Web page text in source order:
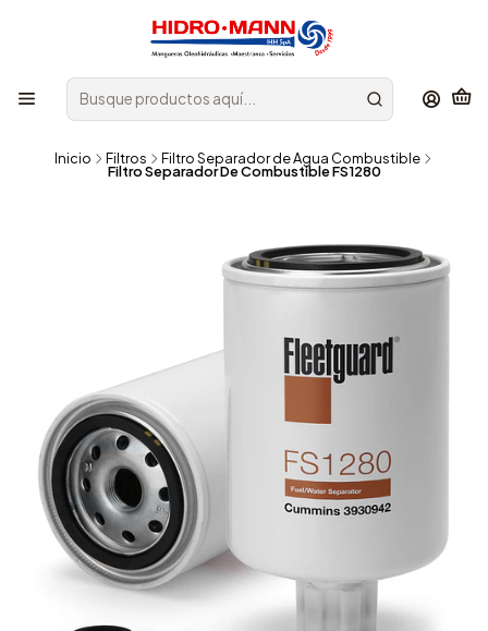
Inicio Filtros Filtro Separador de Agua Combustible
Filtro Separador De Combustible FS1280